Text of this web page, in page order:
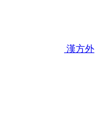
漢方外